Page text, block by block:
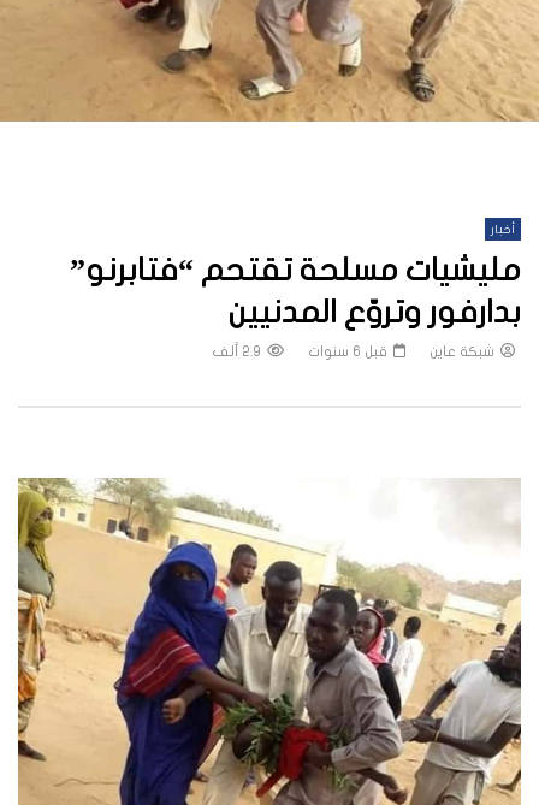
أخبار
مليشيات مسلحة تقتحم “فتابرنو”
بدارفور وتروّع المدنيين
شبكة عاين قبل 6 سنوات 2.9 ألف